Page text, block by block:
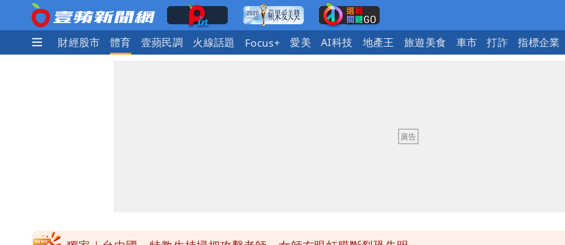
國際 財經股市 體育 壹蘋民調 火線話題 Focus+ 愛美 AI科技 地產王 旅遊美食 車市 打詐 指標企業